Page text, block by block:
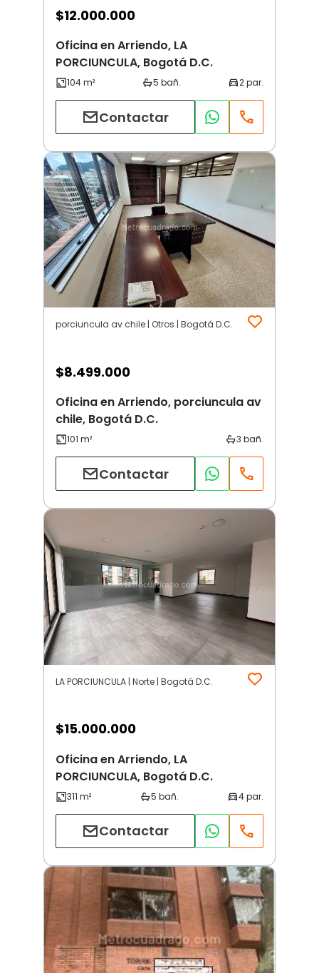
$12.000.000
Oficina en Arriendo, LA
PORCIUNCULA, Bogotá D.C.
Contactar
porciuncula av chile | Otros | Bogotá D.C.
$8.499.000
Oficina en Arriendo, porciuncula av
chile, Bogotá D.C.
Contactar
LA PORCIUNCULA | Norte | Bogotá D.C.
$15.000.000
Oficina en Arriendo, LA
PORCIUNCULA, Bogotá D.C.
Contactar